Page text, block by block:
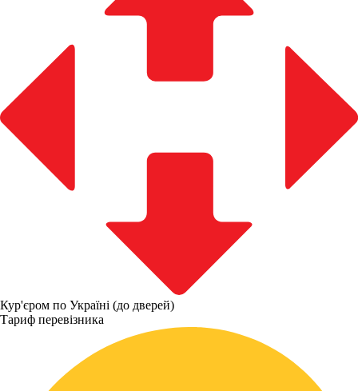
Кур'єром по Україні (до дверей)
Тариф перевізника